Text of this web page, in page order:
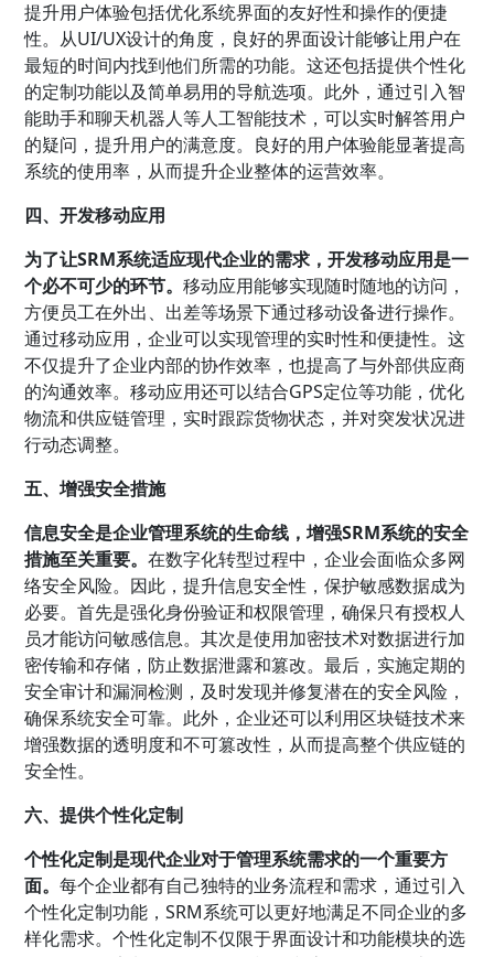
提升用户体验包括优化系统界面的友好性和操作的便捷
性。从UI/UX设计的角度，良好的界面设计能够让用户在
最短的时间内找到他们所需的功能。这还包括提供个性化
的定制功能以及简单易用的导航选项。此外，通过引入智
能助手和聊天机器人等人工智能技术，可以实时解答用户
的疑问，提升用户的满意度。良好的用户体验能显著提高
系统的使用率，从而提升企业整体的运营效率。
四、开发移动应用
为了让SRM系统适应现代企业的需求，开发移动应用是一
个必不可少的环节。移动应用能够实现随时随地的访问，
方便员工在外出、出差等场景下通过移动设备进行操作。
通过移动应用，企业可以实现管理的实时性和便捷性。这
不仅提升了企业内部的协作效率，也提高了与外部供应商
的沟通效率。移动应用还可以结合GPS定位等功能，优化
物流和供应链管理，实时跟踪货物状态，并对突发状况进
行动态调整。
五、增强安全措施
信息安全是企业管理系统的生命线，增强SRM系统的安全
措施至关重要。在数字化转型过程中，企业会面临众多网
络安全风险。因此，提升信息安全性，保护敏感数据成为
必要。首先是强化身份验证和权限管理，确保只有授权人
员才能访问敏感信息。其次是使用加密技术对数据进行加
密传输和存储，防止数据泄露和篡改。最后，实施定期的
安全审计和漏洞检测，及时发现并修复潜在的安全风险，
确保系统安全可靠。此外，企业还可以利用区块链技术来
增强数据的透明度和不可篡改性，从而提高整个供应链的
安全性。
六、提供个性化定制
个性化定制是现代企业对于管理系统需求的一个重要方
面。每个企业都有自己独特的业务流程和需求，通过引入
个性化定制功能，SRM系统可以更好地满足不同企业的多
样化需求。个性化定制不仅限于界面设计和功能模块的选